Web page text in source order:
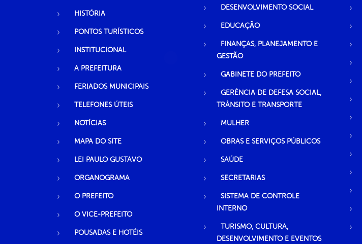
HISTÓRIA
PONTOS TURÍSTICOS
INSTITUCIONAL
A PREFEITURA
FERIADOS MUNICIPAIS
TELEFONES ÚTEIS
NOTÍCIAS
MAPA DO SITE
LEI PAULO GUSTAVO
ORGANOGRAMA
O PREFEITO
O VICE-PREFEITO
POUSADAS E HOTÉIS
DESENVOLVIMENTO SOCIAL
EDUCAÇÃO
FINANÇAS, PLANEJAMENTO E
GESTÃO
GABINETE DO PREFEITO
GERÊNCIA DE DEFESA SOCIAL,
TRÂNSITO E TRANSPORTE
MULHER
OBRAS E SERVIÇOS PÚBLICOS
SAÚDE
SECRETARIAS
SISTEMA DE CONTROLE
INTERNO
TURISMO, CULTURA,
DESENVOLVIMENTO E EVENTOS